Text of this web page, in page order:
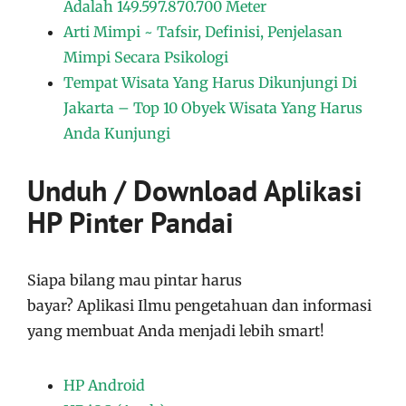
Adalah 149.597.870.700 Meter
Arti Mimpi ~ Tafsir, Definisi, Penjelasan
Mimpi Secara Psikologi
Tempat Wisata Yang Harus Dikunjungi Di
Jakarta – Top 10 Obyek Wisata Yang Harus
Anda Kunjungi
Unduh / Download Aplikasi
HP Pinter Pandai
Siapa bilang mau pintar harus
bayar? Aplikasi Ilmu pengetahuan dan informasi
yang membuat Anda menjadi lebih smart!
HP Android